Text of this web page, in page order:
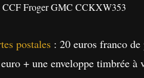
CCF Froger GMC CCKXW353
postales : 20 euros franco de
+ une enveloppe timbrée à